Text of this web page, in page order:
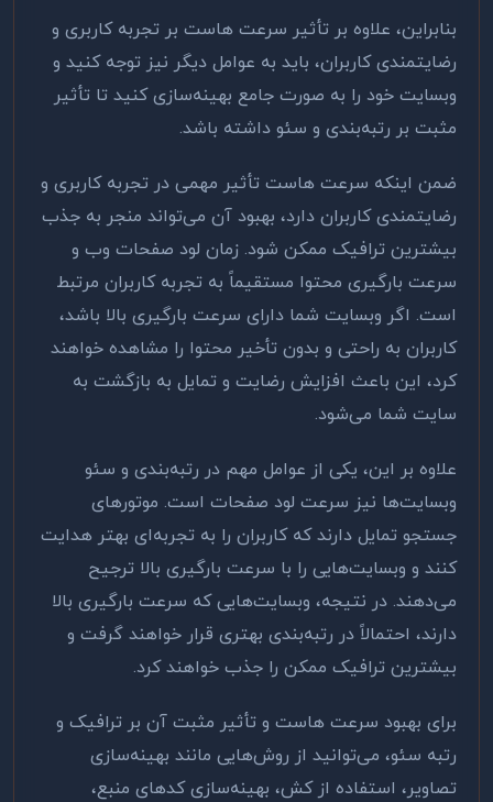
بنابراین، علاوه بر تأثیر سرعت هاست بر تجربه کاربری و
رضایتمندی کاربران، باید به عوامل دیگر نیز توجه کنید و
وبسایت خود را به صورت جامع بهینه‌سازی کنید تا تأثیر
مثبت بر رتبه‌بندی و سئو داشته باشد.
ضمن اینکه سرعت هاست تأثیر مهمی در تجربه کاربری و
رضایتمندی کاربران دارد، بهبود آن می‌تواند منجر به جذب
بیشترین ترافیک ممکن شود. زمان لود صفحات وب و
سرعت بارگیری محتوا مستقیماً به تجربه کاربران مرتبط
است. اگر وبسایت شما دارای سرعت بارگیری بالا باشد،
کاربران به راحتی و بدون تأخیر محتوا را مشاهده خواهند
کرد، این باعث افزایش رضایت و تمایل به بازگشت به
سایت شما می‌شود.
علاوه بر این، یکی از عوامل مهم در رتبه‌بندی و سئو
وبسایت‌ها نیز سرعت لود صفحات است. موتورهای
جستجو تمایل دارند که کاربران را به تجربه‌ای بهتر هدایت
کنند و وبسایت‌هایی را با سرعت بارگیری بالا ترجیح
می‌دهند. در نتیجه، وبسایت‌هایی که سرعت بارگیری بالا
دارند، احتمالاً در رتبه‌بندی بهتری قرار خواهند گرفت و
بیشترین ترافیک ممکن را جذب خواهند کرد.
برای بهبود سرعت هاست و تأثیر مثبت آن بر ترافیک و
رتبه سئو، می‌توانید از روش‌هایی مانند بهینه‌سازی
تصاویر، استفاده از کش، بهینه‌سازی کدهای منبع،